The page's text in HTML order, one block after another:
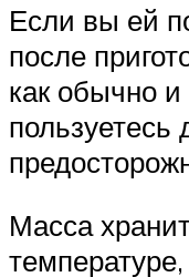
Если вы ей
после
как обычно
Масса